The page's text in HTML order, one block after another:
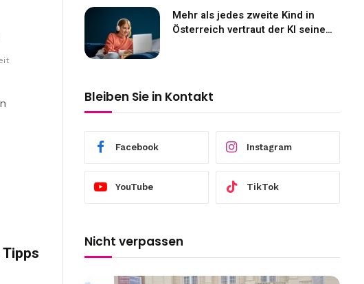
Mehr als jedes zweite Kind in
Österreich vertraut der KI seine
Bleiben Sie in Kontakt
Facebook Instagram
YouTube TikTok
Nicht verpassen